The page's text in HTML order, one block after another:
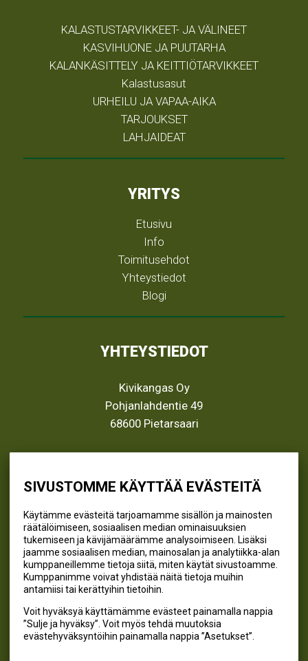
SIVUSTOMME KÄYTTÄÄ EVÄSTEITÄ
Käytämme evästeitä tarjoamamme sisällön ja mainosten
räätälöimiseen, sosiaalisen median ominaisuuksien
tukemiseen ja kävijämäärämme analysoimiseen. Lisäksi
jaamme sosiaalisen median, mainosalan ja analytiikka-alan
kumppaneillemme tietoja siitä, miten käytät sivustoamme.
Kumppanimme voivat yhdistää näitä tietoja muihin
antamiisi tai kerättyihin tietoihin.
Voit hyväksyä käyttämämme evästeet painamalla nappia
”Sulje ja hyväksy”. Voit myös tehdä muutoksia
evästehyväksyntöihin painamalla nappia ”Asetukset”.
KALASTUSTARVIKKEET- JA VÄLINEET
KASVIHUONE JA PUUTARHA
KALANKÄSITTELY JA KEITTIÖTARVIKKEET
Kalastusasut
URHEILU JA VAPAA-AIKA
TARJOUKSET
LAHJAIDEAT
YRITYS
Etusivu
Info
Toimitusehdot
Yhteystiedot
Blogi
YHTEYSTIEDOT
Kivikangas Oy
Pohjanlahdentie 49
68600 Pietarsaari
(06) 781 2900
SEURAA MEITÄ
@kivikangaskalastus
@kivikangaskasvihuoneet
@kivikangaskasvihuoneet
Kivikangas Oy